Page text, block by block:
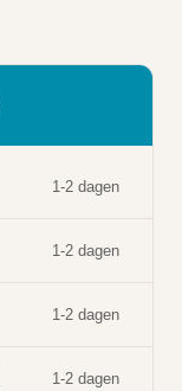
1-2 dagen
1-2 dagen
1-2 dagen
1-2 dagen